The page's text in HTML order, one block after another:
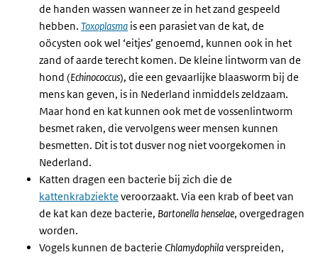
de handen wassen wanneer ze in het zand gespeeld
hebben. Toxoplasma is een parasiet van de kat, de
oöcysten ook wel ‘eitjes’ genoemd, kunnen ook in het
zand of aarde terecht komen. De kleine lintworm van de
hond (Echinococcus), die een gevaarlijke blaasworm bij de
mens kan geven, is in Nederland inmiddels zeldzaam.
Maar hond en kat kunnen ook met de vossenlintworm
besmet raken, die vervolgens weer mensen kunnen
besmetten. Dit is tot dusver nog niet voorgekomen in
Nederland.
Katten dragen een bacterie bij zich die de
kattenkrabziekte veroorzaakt. Via een krab of beet van
de kat kan deze bacterie, Bartonella henselae, overgedragen
worden.
Vogels kunnen de bacterie Chlamydophilaverspreiden,